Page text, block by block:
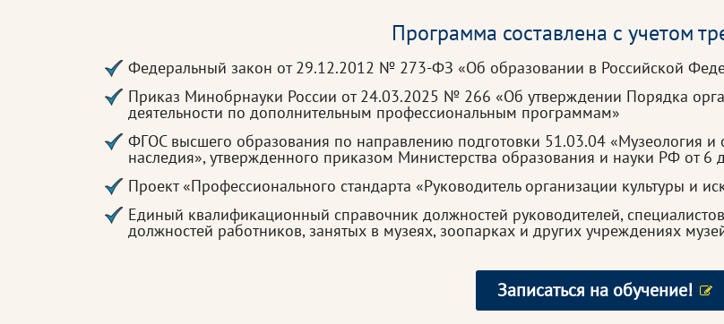
Программа составлена с учетом
Федеральный закон от 29.12.2012 № 273-ФЗ «Об образовании в Российской
Приказ Минобрнауки России от 24.03.2025 № 266 «Об утверждении Порядка
деятельности по дополнительным профессиональным программам»
ФГОС высшего образования по направлению подготовки 51.03.04 «Музеология и
наследия», утвержденного приказом Министерства образования и науки РФ от
Проект «Профессионального стандарта «Руководитель организации культуры и
Единый квалификационный справочник должностей руководителей,
должностей работников, занятых в музеях, зоопарках и других учреждениях
Записаться на обучение!